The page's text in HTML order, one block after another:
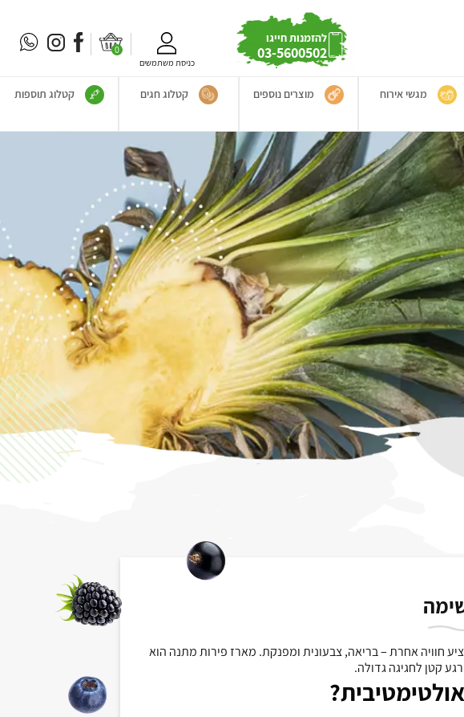
להזמנות חייגו
03-5600502
כניסת משתמשים
0
מגשי אירוח מוצרים נוספים קטלוג חגים קטלוג תוספות
חוויה אחרת – בריאה, צבעונית ומפנקת. מארז פירות מתנה הוא
קטן לחגיגה גדולה.
?